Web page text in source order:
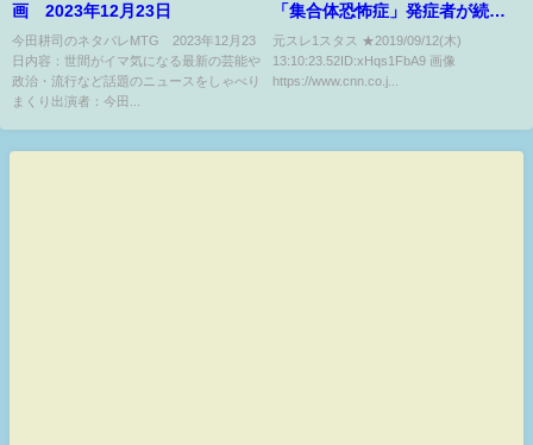
画 2023年12月23日
今田耕司のネタバレMTG 2023年12月23
日内容：世間がイマ気になる最新の芸能や
政治・流行など話題のニュースをしゃべり
まくり出演者：今田...
「集合体恐怖症」発症者が続出
米アップルが１１日に発表した
新しいｉＰｈｏｎｅをめぐり、
３つのレンズが並ぶデザインが
元スレ1スタス ★2019/09/12(木)
13:10:23.52ID:xHqs1FbA9 画像
https://www.cnn.co.j...